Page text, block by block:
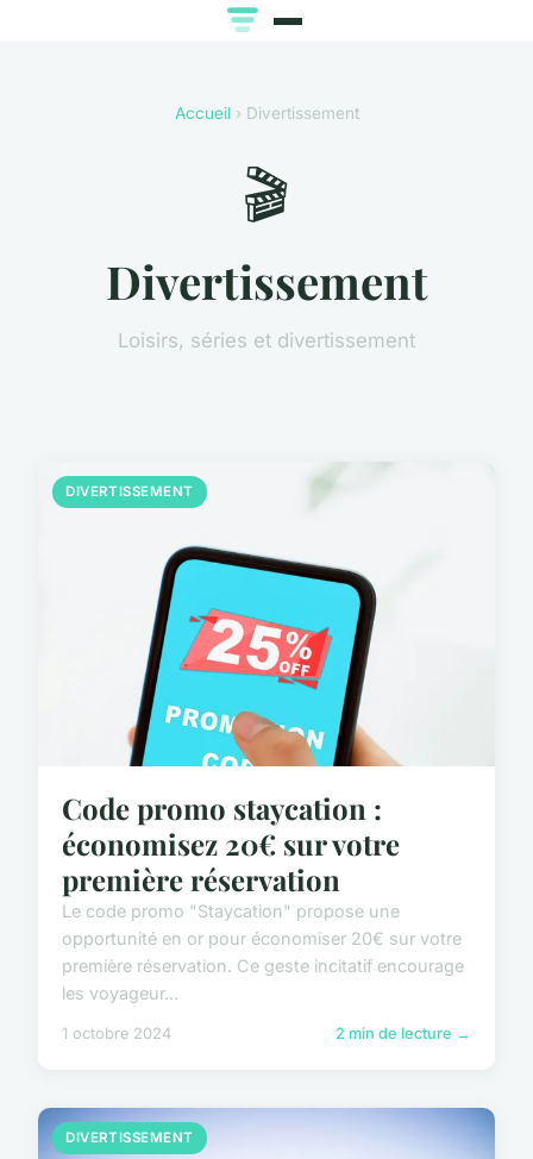
Accueil› Divertissement
🎬
Divertissement
Loisirs, séries et divertissement
DIVERTISSEMENT
Code promo staycation :
économisez 20€ sur votre
première réservation
Le code promo "Staycation" propose une
opportunité en or pour économiser 20€ sur votre
première réservation. Ce geste incitatif encourage
les voyageur...
1 octobre 2024 2 min de lecture →
DIVERTISSEMENT